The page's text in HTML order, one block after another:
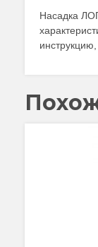
Насадка
инструкцию,